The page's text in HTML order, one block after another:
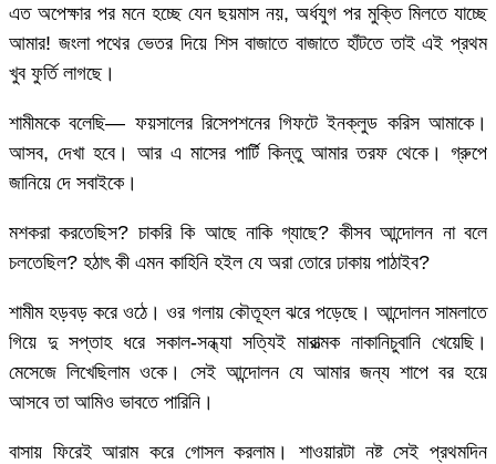
এত অপেক্ষার পর মনে হচ্ছে যেন ছয়মাস নয়, অর্ধযুগ পর মুক্তি মিলতে যাচ্ছে
আমার! জংলা পথের ভেতর দিয়ে শিস বাজাতে বাজাতে হাঁটতে তাই এই প্রথম
খুব ফুর্তি লাগছে।
শামীমকে বলেছি— ফয়সালের রিসেপশনের গিফটে ইনক্লুড করিস আমাকে।
আসব, দেখা হবে। আর এ মাসের পার্টি কিন্তু আমার তরফ থেকে। গ্রুপে
জানিয়ে দে সবাইকে।
মশকরা করতেছিস? চাকরি কি আছে নাকি গ্যাছে? কীসব আন্দোলন না বলে
চলতেছিল? হঠাৎ কী এমন কাহিনি হইল যে অরা তোরে ঢাকায় পাঠাইব?
শামীম হড়বড় করে ওঠে। ওর গলায় কৌতূহল ঝরে পড়েছে। আন্দোলন সামলাতে
গিয়ে দু সপ্তাহ ধরে সকাল-সন্ধ্যা সত্যিই মারাত্মক নাকানিচুবানি খেয়েছি।
মেসেজে লিখেছিলাম ওকে। সেই আন্দোলন যে আমার জন্য শাপে বর হয়ে
আসবে তা আমিও ভাবতে পারিনি।
বাসায় ফিরেই আরাম করে গোসল করলাম। শাওয়ারটা নষ্ট সেই প্রথমদিন